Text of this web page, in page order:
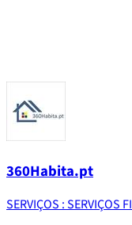
360Habita.pt
SERVIÇOS : SERVIÇOS